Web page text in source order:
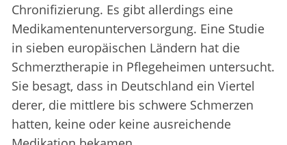
Chronifizierung. Es gibt allerdings eine
Medikamentenunterversorgung. Eine Studie
in sieben europäischen Ländern hat die
Schmerztherapie in Pflegeheimen untersucht.
Sie besagt, dass in Deutschland ein Viertel
derer, die mittlere bis schwere Schmerzen
hatten, keine oder keine ausreichende